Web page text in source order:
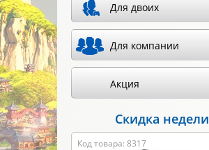
Для двоих
Для компании
Акция
Скидка недели
Код товара: 8317